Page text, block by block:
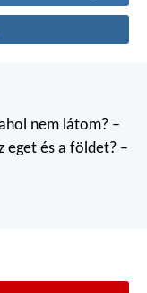
nem látom? –
eget és a földet? –